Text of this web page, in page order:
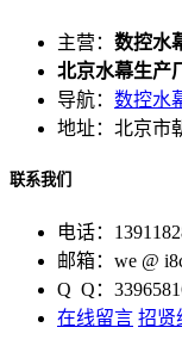
主营： 数控水
北京水幕生产
导航： 数控水
地址：北京市
联系我们
电话：
邮箱：we @
Q Q：
在线留言 招贤